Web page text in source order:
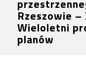
Rzeszowie
Wieloletni
planów